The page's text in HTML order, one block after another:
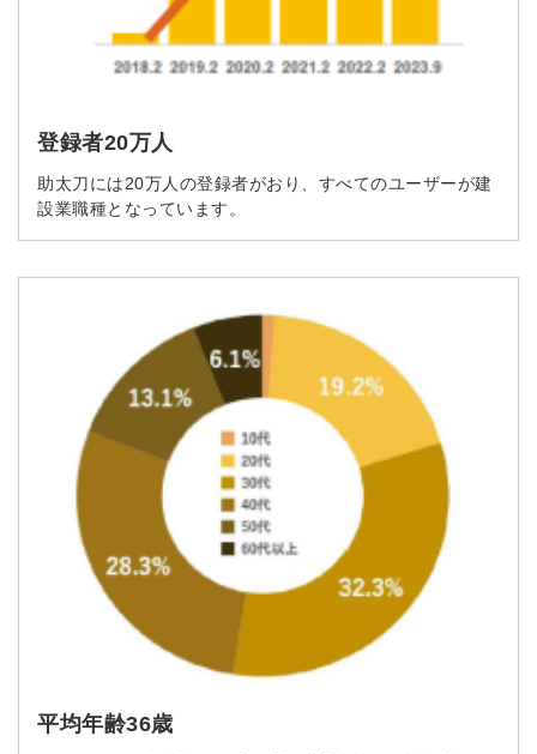
登録者20万人
助太刀には20万人の登録者がおり、すべてのユーザーが建
設業職種となっています。
平均年齢36歳
要です。
忘れですか？
簡単10秒！無料会員登録
取り組みなどを取材したインタ
採用にまつわる独自の調査レポ
メールアドレス
※ログインIDとなります
利用規約 個人情報の取り扱い
について
同意のうえ
登録する